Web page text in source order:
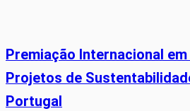
Premiação Internacional
Projetos de
Portugal